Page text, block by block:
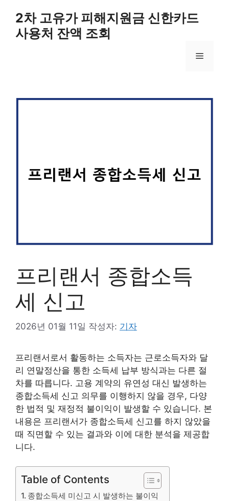
2차 고유가 피해지원금 신한카드
사용처 잔액 조회
메
프리랜서 종합소득
세 신고
2026년 01월 11일 작성자: 기자
프리랜서로서 활동하는 소득자는 근로소득자와 달
리 연말정산을 통한 소득세 납부 방식과는 다른 절
차를 따릅니다. 고용 계약의 유연성 대신 발생하는
종합소득세 신고 의무를 이행하지 않을 경우, 다양
한 법적 및 재정적 불이익이 발생할 수 있습니다. 본
내용은 프리랜서가 종합소득세 신고를 하지 않았을
때 직면할 수 있는 결과와 이에 대한 분석을 제공합
니다.
Table of Contents
종합소득세 미신고 시 발생하는 불이익